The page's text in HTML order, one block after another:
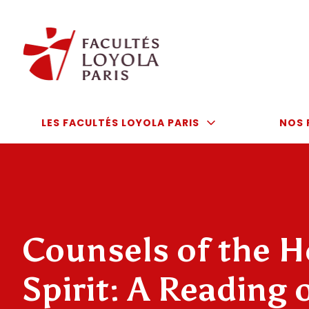
contenu
LES FACULTÉS LOYOLA PARIS NOS
Counsels of the
Spirit: A Reading